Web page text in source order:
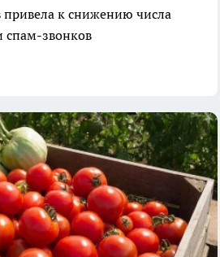
к снижению числа
спам-звонков